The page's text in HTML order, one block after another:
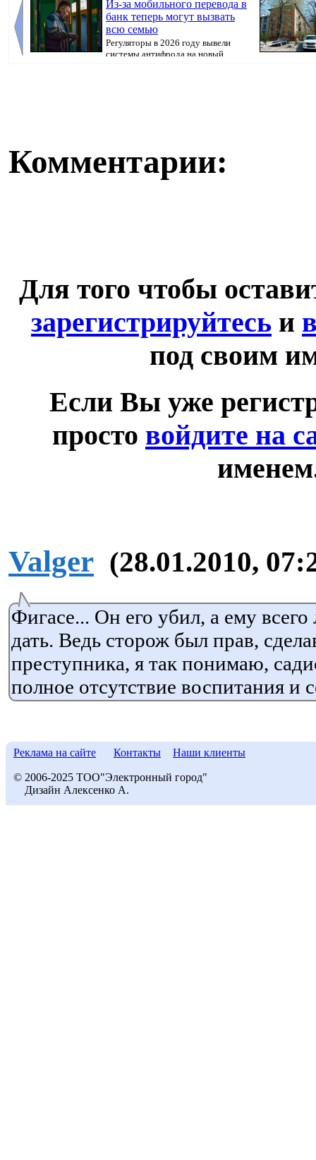
Из-за мобильного перевода в
банк теперь могут вызвать
всю семью
Регуляторы в 2026 году вывели
системы антифрода на новый
Комментарии:
Для того чтобы
зарегистрируйтесь и
под своим
Если Вы уже
просто войдите на
Valger (28.01.2010,
Фигасе... Он его убил, а ему
дать. Ведь сторож был прав,
преступника, я так понимаю,
полное отсутствие воспитания и
Реклама на сайте Контакты Наши клиенты
© 2006-2025 ТОО"Электронный город"
Дизайн Алексенко А.